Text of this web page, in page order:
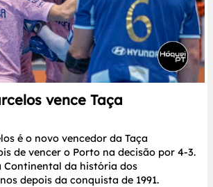
vence Taça
é o novo vencedor da Taça
de vencer o Porto na decisão por 4-3.
Continental da história dos
depois da conquista de 1991.